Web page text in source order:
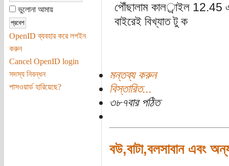
ভুলোনা আমায়
OpenID ব্যবহার করে লগইন
করুন
Cancel OpenID login
সদস্য নিবন্ধন
পাসওয়ার্ড হারিয়েছে?
পৌঁছালাম কালর্াইল 12.45 এ
বাইরেই বিখ্যাত টু ক
মন্তব্য করুন
বিস্তারিত...
৩৮৭বার পঠিত
বউ,বাটা,বলসাবান এবং